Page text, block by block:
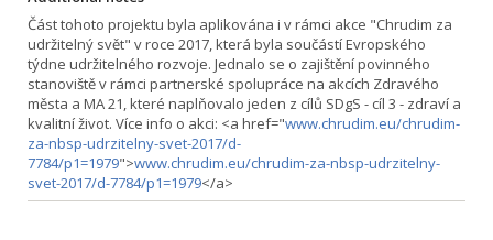
Část tohoto projektu byla aplikována i v rámci akce "Chrudim za
udržitelný svět" v roce 2017, která byla součástí Evropského
týdne udržitelného rozvoje. Jednalo se o zajištění povinného
stanoviště v rámci partnerské spolupráce na akcích Zdravého
města a MA 21, které naplňovalo jeden z cílů SDgS - cíl 3 - zdraví a
kvalitní život. Více info o akci: <a href="www.chrudim.eu/chrudim-
za-nbsp-udrzitelny-svet-2017/d-
7784/p1=1979">www.chrudim.eu/chrudim-za-nbsp-udrzitelny-
svet-2017/d-7784/p1=1979</a>